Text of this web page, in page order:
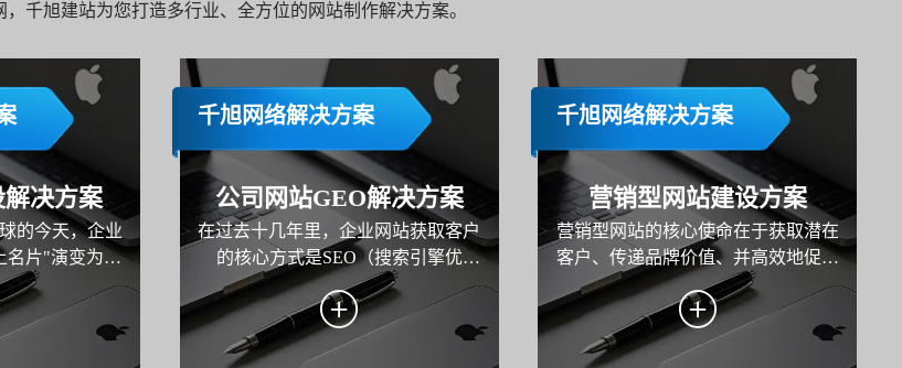
，千旭建站为您打造多行业、全方位的网站制作解决方案。
决方案
的今天，企业
名片"演变为品
场营销的主阵
体。本方案旨
一个集品牌展
化与用户服务
千旭网络解决方案
公司网站GEO解决方案
在过去十几年里，企业网站获取客户
的核心方式是SEO（搜索引擎优
化）。但从2024年开始，一个更深层
的变化正在发生——用户不再只"搜
索"，而是开始"询问AI"。 从 ChatGPT
到 Google Gemini，再到各类AI搜索产
千旭网络解决方案
营销型网站建设方案
营销型网站的核心使命在于获取潜在
客户、传递品牌价值、并高效地促成
转化。本方案旨在为某企业系统性地
规划与构建一个以数据驱动、以用户
为中心、以转化为导向的高性能营销
平台。方案将深入阐述从目标设定、